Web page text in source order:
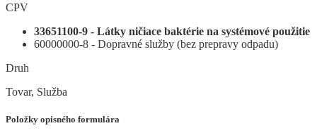
CPV
33651100-9 - Látky ničiace baktérie na systémové použitie
60000000-8 - Dopravné služby (bez prepravy odpadu)
Druh
Tovar, Služba
Položky opisného formulára